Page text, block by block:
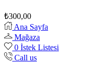
₺300,00
Ana Sayfa
Mağaza
0 İstek Listesi
Call us